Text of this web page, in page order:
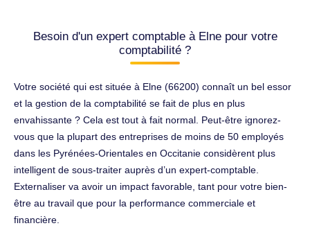
Besoin d'un expert comptable à Elne pour votre
comptabilité ?
Votre société qui est située à Elne (66200) connaît un bel essor
et la gestion de la comptabilité se fait de plus en plus
envahissante ? Cela est tout à fait normal. Peut-être ignorez-
vous que la plupart des entreprises de moins de 50 employés
dans les Pyrénées-Orientales en Occitanie considèrent plus
intelligent de sous-traiter auprès d’un expert-comptable.
Externaliser va avoir un impact favorable, tant pour votre bien-
être au travail que pour la performance commerciale et
financière.